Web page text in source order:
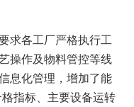
求各工厂严格执行工
操作及物料管控等线
息化管理，增加了能
指标、主要设备运转